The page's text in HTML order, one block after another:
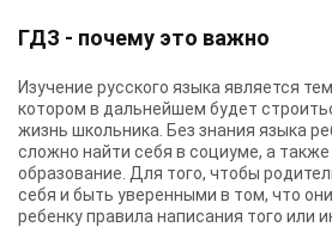
ГДЗ - почему это важно
Изучение русского языка является
котором в дальнейшем будет
жизнь школьника. Без знания языка
сложно найти себя в социуме, а
образование. Для того, чтобы
себя и быть уверенными в том, что
ребенку правила написания того или